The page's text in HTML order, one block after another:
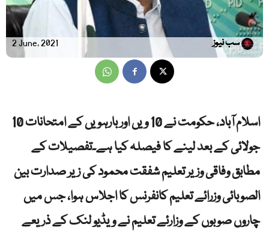
2 June, 2021 سب نیوز
اسلام آباد، حکومت نے 10 ویں اور بارہویں کے امتحانات 10
جولائی کے بعد لینے کا فیصلہ کیا ہے۔تفصیلات کے
مطابق وفاقی وزیر تعلیم شفقت محمود کی زیر صدارت بین
الصوبائی وزرائے تعلیم کانفرنس کا اجلاس ہوا، جس میں
چاروں صوبوں کے وزارئے تعلیم نے ویڈیو لنک کے ذریعے